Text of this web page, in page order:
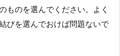
ものを選んでください。よく
びを選んでおけば問題ないで